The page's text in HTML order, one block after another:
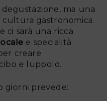
ma una
gastronomica.
ci sarà una ricca
e specialità
creare
e luppolo.
giorni prevede: